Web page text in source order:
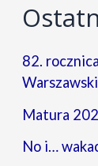
82.
Matura
No i…